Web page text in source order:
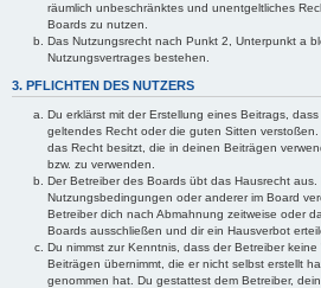
räumlich unbeschränktes und unentgeltliches
Boards zu nutzen.
Das Nutzungsrecht nach Punkt 2, Unterpunkt a
Nutzungsvertrages bestehen.
3. PFLICHTEN DES NUTZERS
Du erklärst mit der Erstellung eines Beitrags,
geltendes Recht oder die guten Sitten
das Recht besitzt, die in deinen Beiträgen
bzw. zu verwenden.
Der Betreiber des Boards übt das Hausrecht
Nutzungsbedingungen oder anderer im Board
Betreiber dich nach Abmahnung zeitweise oder
Boards ausschließen und dir ein Hausverbot
Du nimmst zur Kenntnis, dass der Betreiber
Beiträgen übernimmt, die er nicht selbst erstellt
genommen hat. Du gestattest dem Betreiber,